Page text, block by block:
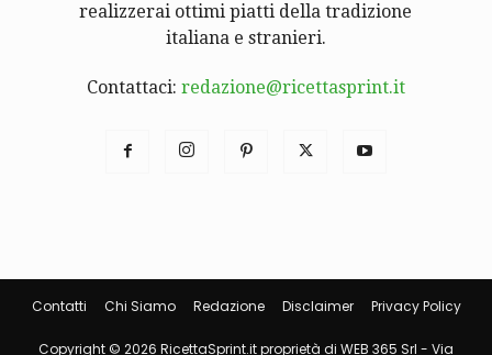
realizzerai ottimi piatti della tradizione
italiana e stranieri.
Contattaci: redazione@ricettasprint.it
Contatti Chi Siamo Redazione Disclaimer Privacy Policy
Copyright © 2026 RicettaSprint.it proprietà di WEB 365 Srl - Via